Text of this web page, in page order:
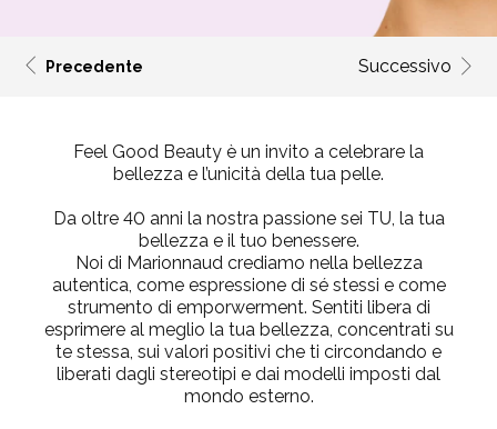
Precedente Successivo
Feel Good Beauty è un invito a celebrare la
bellezza e l’unicità della tua pelle.
Da oltre 40 anni la nostra passione sei TU, la tua
bellezza e il tuo benessere.
Noi di Marionnaud crediamo nella bellezza
autentica, come espressione di sé stessi e come
strumento di emporwerment. Sentiti libera di
esprimere al meglio la tua bellezza, concentrati su
te stessa, sui valori positivi che ti circondando e
liberati dagli stereotipi e dai modelli imposti dal
mondo esterno.